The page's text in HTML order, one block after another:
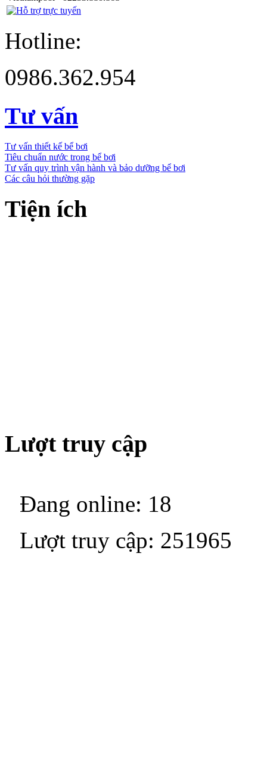
Hotline:
0986.362.954
Tư vấn
Tư vấn thiết kế bể bơi
Tiêu chuẩn nước trong bể bơi
Tư vấn quy trình vận hành và bảo dưỡng bể bơi
Các câu hỏi thường gặp
Tiện ích
Lượt truy cập
Đang online: 18
Lượt truy cập: 251965